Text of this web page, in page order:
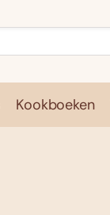
Kookboeken